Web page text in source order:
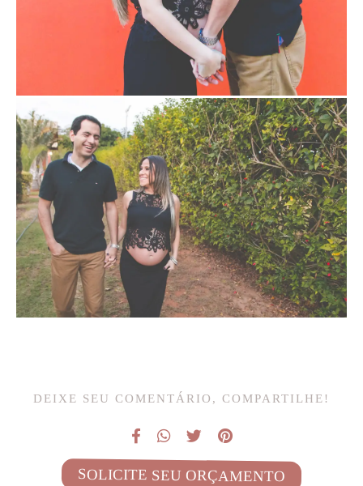
DEIXE SEU COMENTÁRIO, COMPARTILHE!
SOLICITE SEU ORÇAMENTO